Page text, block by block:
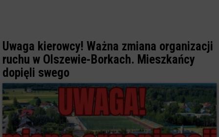
Uwaga kierowcy! Ważna zmiana organizacji
ruchu w Olszewie-Borkach. Mieszkańcy
dopięli swego